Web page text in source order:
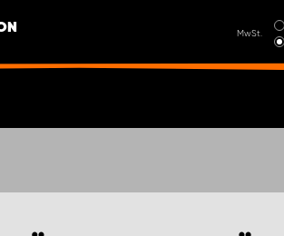
MwSt.